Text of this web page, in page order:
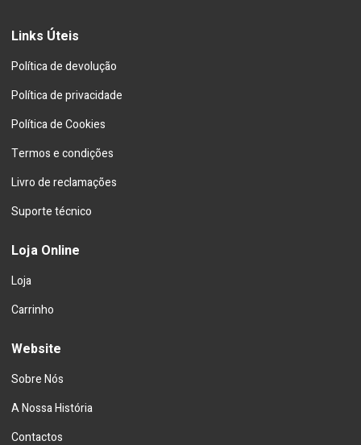
Links Úteis
Política de devolução
Política de privacidade
Política de Cookies
Termos e condições
Livro de reclamações
Suporte técnico
Loja Online
Loja
Carrinho
Website
Sobre Nós
A Nossa História
Contactos